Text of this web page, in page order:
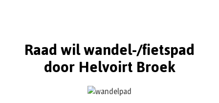
Raad wil wandel-/fietspad
door Helvoirt Broek